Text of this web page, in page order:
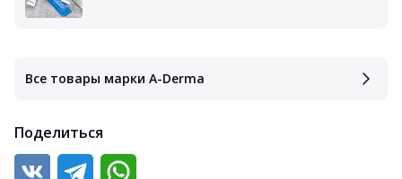
Все товары марки A-Derma
Поделиться